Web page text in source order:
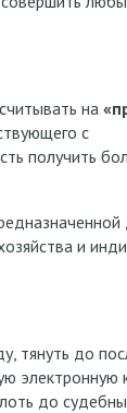
на
с
получить
и
до
электронную
до